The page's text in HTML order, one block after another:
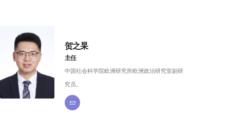
贺之杲
主任
中国社会科学院欧洲研究所欧洲政治研究室副研
究员。